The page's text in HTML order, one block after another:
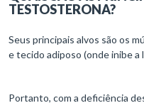
TESTOSTERONA?
Seus principais alvos são os
e tecido adiposo (onde inibe a
Portanto, com a deficiência